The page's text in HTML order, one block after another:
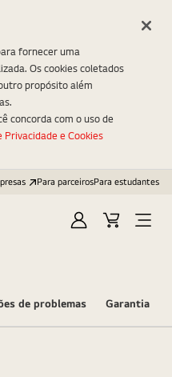
Para parceirosPara estudantes
EntrarCarrinhoOpen
de problemas Garantia
fornecer uma
Os cookies coletados
propósito além
concorda com o uso de
Privacidade e Cookies